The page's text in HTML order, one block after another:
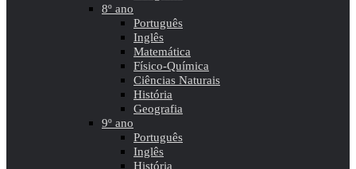
8º ano
Português
Inglês
Matemática
Físico-Química
Ciências Naturais
História
Geografia
9º ano
Português
Inglês
História